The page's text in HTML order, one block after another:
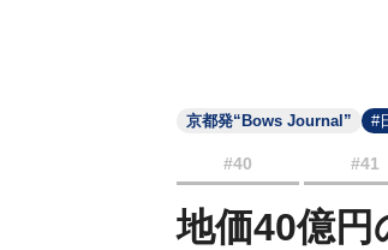
京都発“Bows Journal” #
#40 #41
地価40億円